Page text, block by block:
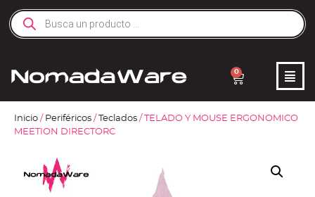
0
Inicio / Periféricos / Teclados / TELADO Y MOUSE ERGONOMICO
MEETION DIRECTORC